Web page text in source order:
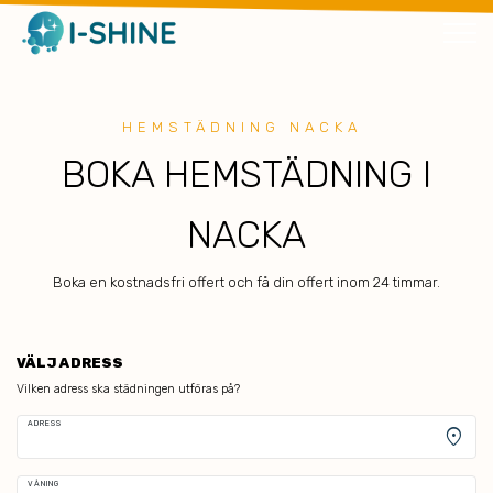
HEMSTÄDNING NACKA
BOKA HEMSTÄDNING I
NACKA
Boka en kostnadsfri offert och få din offert inom 24 timmar.
VÄLJ ADRESS
Vilken adress ska städningen utföras på?
ADRESS
location_on
VÅNING